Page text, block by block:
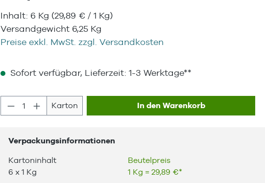
Inhalt: 6 Kg (29,89 € / 1 Kg)
Versandgewicht 6,25 Kg
Preise exkl. MwSt. zzgl. Versandkosten
Sofort verfügbar, Lieferzeit: 1-3 Werktage**
Produkt Anzahl: Gib den gewünschten Wert
Karton In den Warenkorb
Verpackungsinformationen
Kartoninhalt
6 x 1 Kg
Beutelpreis
1 Kg = 29,89 €*